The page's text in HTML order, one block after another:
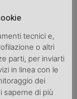
per migliorare
tecnici e,
o altri
parti, per inviarti
in linea con le
dei
saperne di più